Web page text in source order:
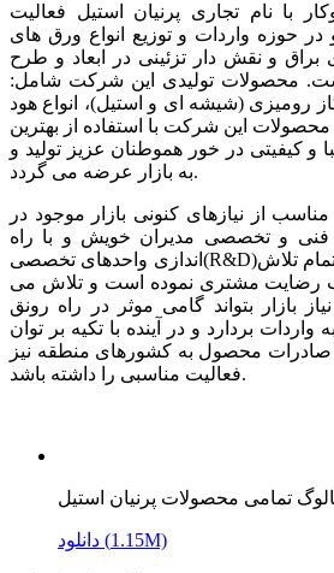
با نام تجاری پرنیان استیل فعالیت
را از سال 1370 و در حوزه واردات و توزیع انواع ورق های
براق و نقش دار تزئینی در ابعاد و طرح
محصولات تولیدی این شرکت شامل:
رومیزی (شیشه ای و استیل)، انواع هود
این شرکت با استفاده از بهترین
و کیفیتی در خور هموطنان عزیز تولید و
به بازار عرضه می گردد.
از نیازهای کنونی بازار موجود در
فنی و تخصصی مدیران خویش و با راه
اندازی واحدهای تخصصی(R&D)و کنترل کیفیت مکانیزه، تمام تلاش
رضایت مشتری نموده است و تلاش می
بازار بتواند گامی موثر در راه رونق
واردات بردارد و در آینده با تکیه بر توان
صادرات محصول به کشورهای منطقه نیز
فعالیت مناسبی را داشته باشد.
تمامی محصولات پرنیان استیل
دانلود (1.15M)